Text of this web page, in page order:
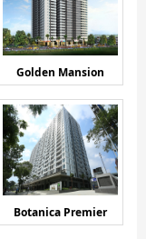
Golden Mansion
Botanica Premier